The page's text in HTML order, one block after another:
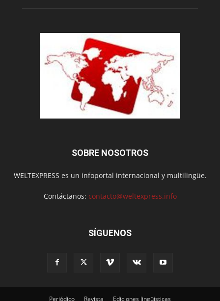
SOBRE NOSOTROS
WELTEXPRESS es un infoportal internacional y multilingüe.
Contáctanos: contacto@weltexpress.info
SÍGUENOS
Periódico Revista Ediciones lingüísticas